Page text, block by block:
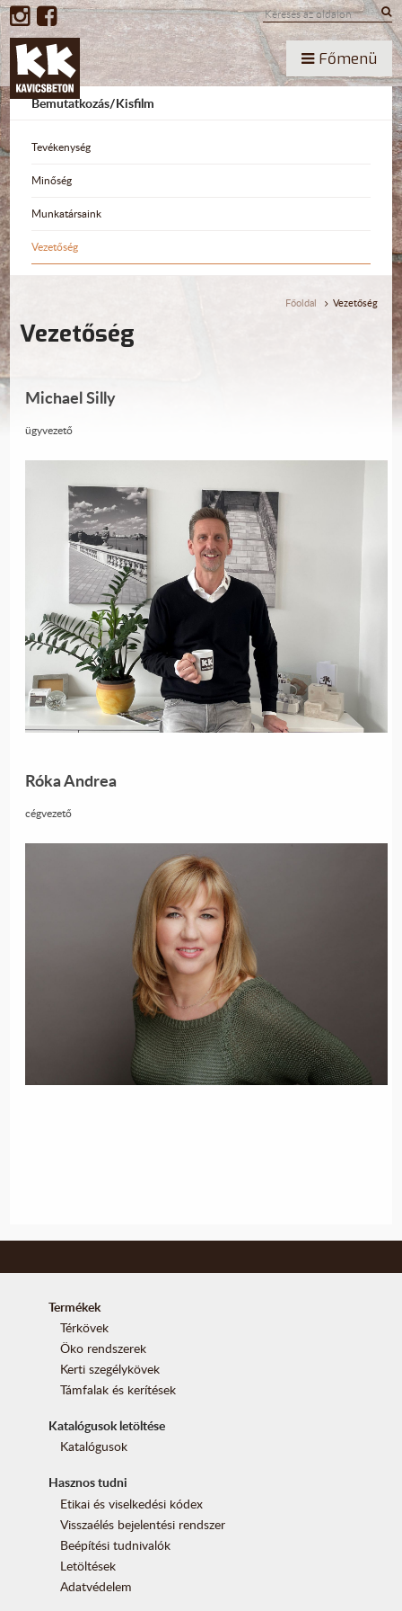
Főmenü
Bemutatkozás/Kisfilm
Tevékenység
Minőség
Munkatársaink
Vezetőség
Főoldal Vezetőség
Vezetőség
Michael Silly
ügyvezető
Róka Andrea
cégvezető
Termékek
Térkövek
Öko rendszerek
Kerti szegélykövek
Támfalak és kerítések
Katalógusok letöltése
Katalógusok
Hasznos tudni
Etikai és viselkedési kódex
Visszaélés bejelentési rendszer
Beépítési tudnivalók
Letöltések
Adatvédelem